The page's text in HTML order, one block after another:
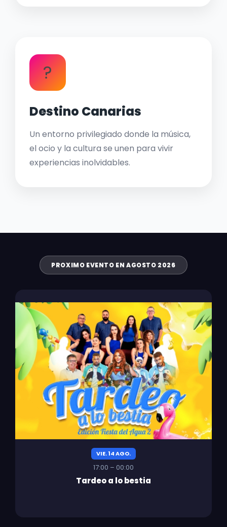
?
Destino Canarias
Un entorno privilegiado donde la música,
el ocio y la cultura se unen para vivir
experiencias inolvidables.
PROXIMO EVENTO EN AGOSTO 2026
VIE. 14 AGO.
17:00 – 00:00
Tardeo a lo bestia